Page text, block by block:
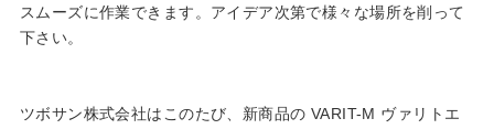
スムーズに作業できます。アイデア次第で様々な場所を削って
下さい。
ツボサン株式会社はこのたび、新商品の VARIT-M ヴァリトエ